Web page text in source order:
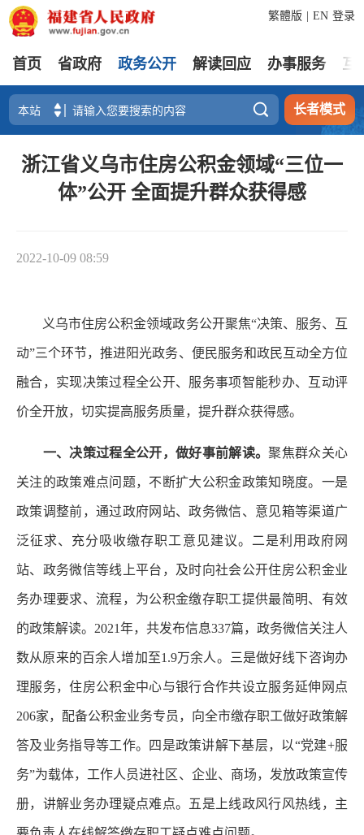
登录
繁體版 EN
首页 省政府 政务公开 解读回应 办事服务 互
 长者模式
浙江省义乌市住房公积金领域“三位一
体”公开 全面提升群众获得感
2022-10-09 08:59
义乌市住房公积金领域政务公开聚焦“决策、服务、互
动”三个环节，推进阳光政务、便民服务和政民互动全方位
融合，实现决策过程全公开、服务事项智能秒办、互动评
价全开放，切实提高服务质量，提升群众获得感。
一、决策过程全公开，做好事前解读。聚焦群众关心
关注的政策难点问题，不断扩大公积金政策知晓度。一是
政策调整前，通过政府网站、政务微信、意见箱等渠道广
泛征求、充分吸收缴存职工意见建议。二是利用政府网
站、政务微信等线上平台，及时向社会公开住房公积金业
务办理要求、流程，为公积金缴存职工提供最简明、有效
的政策解读。2021年，共发布信息337篇，政务微信关注人
数从原来的百余人增加至1.9万余人。三是做好线下咨询办
理服务，住房公积金中心与银行合作共设立服务延伸网点
206家，配备公积金业务专员，向全市缴存职工做好政策解
答及业务指导等工作。四是政策讲解下基层，以“党建+服
务”为载体，工作人员进社区、企业、商场，发放政策宣传
册，讲解业务办理疑点难点。五是上线政风行风热线，主